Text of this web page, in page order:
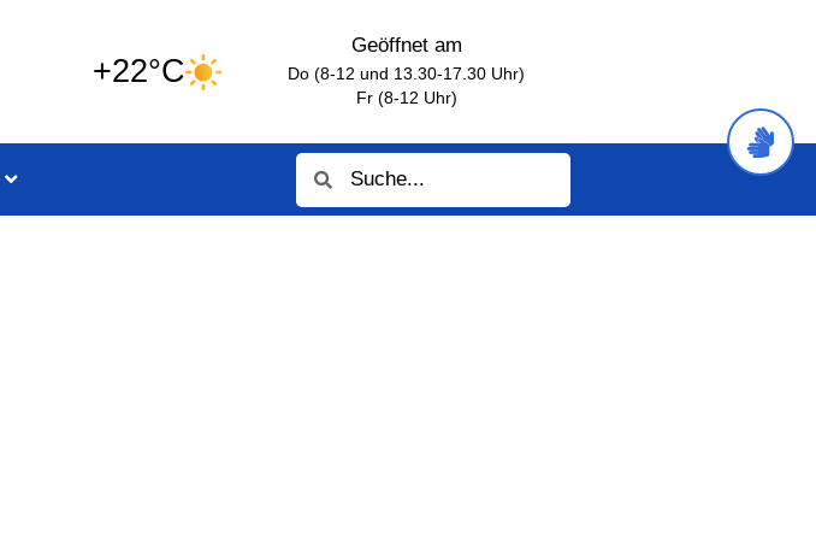
+22°C
Geöffnet am
Do (8-12 und 13.30-17.30 Uhr)
Fr (8-12 Uhr)